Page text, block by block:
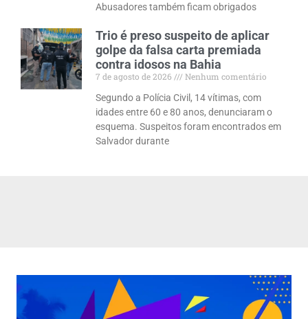
Abusadores também ficam obrigados
Trio é preso suspeito de aplicar
golpe da falsa carta premiada
contra idosos na Bahia
7 de agosto de 2026
Nenhum comentário
Segundo a Polícia Civil, 14 vítimas, com
idades entre 60 e 80 anos, denunciaram o
esquema. Suspeitos foram encontrados em
Salvador durante